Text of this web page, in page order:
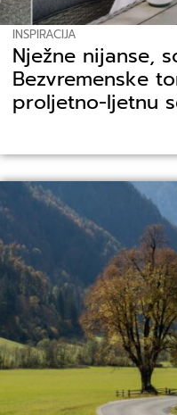
INSPIRACIJA
Nježne nijanse,
Bezvremenske
proljetno-ljetnu